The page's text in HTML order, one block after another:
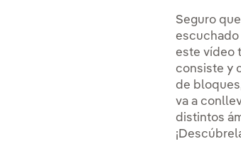
Seguro
escuchado
este vídeo
consiste y
de
va a
distintos